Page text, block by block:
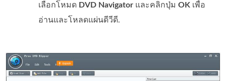
เลือกโหมด DVD Navigator และคลิกปุ่มOK เพื่อ
อ่านและโหลดแผ่นดีวีดี.